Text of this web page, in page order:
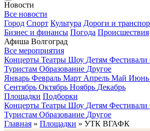
Новости
Все новости
Город Спорт Культура Дороги и
Бизнес и финансы Погода Происшествия
Афиша Волгоград
Все мероприятия
Концерты Театры Шоу Детям Фестивали
Туристам Образование Другое
Январь Февраль Март Апрель Май Июнь
Сентябрь Октябрь Ноябрь Декабрь
Площадки Подборки
Концерты Театры Шоу Детям Фестивали
Туристам Образование Другое
Главная » Площадки » УТК ВГАФК